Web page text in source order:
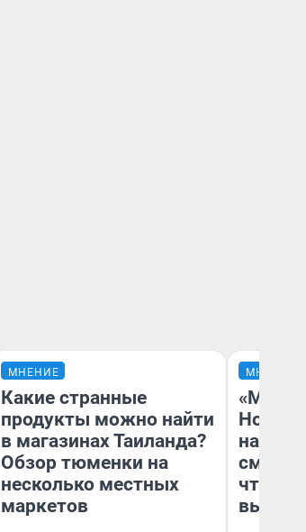
МНЕНИЕ
Какие странные
продукты можно найти
в магазинах Таиланда?
Обзор тюменки на
несколько местных
маркетов
МНЕНИЕ
«Мы
чтобы